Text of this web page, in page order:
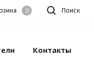
Поиск
0
Контакты